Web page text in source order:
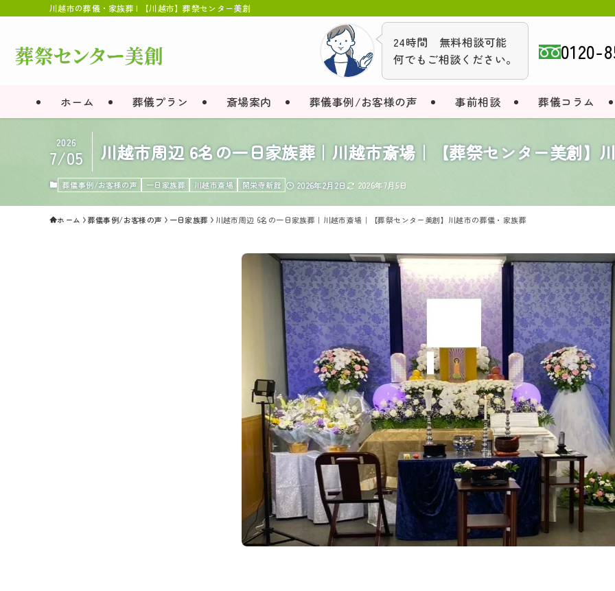
川越市の葬儀・家族葬 | 【川越市】葬祭センター美創
ホーム 葬儀プラン 斎場案内 葬儀事例/お客様の声 事前相談 葬儀コラム
24時間 無料相談可能
何でもご相談ください。
0120-
川越市周辺 6名の一日家族葬｜川越市斎場｜【葬祭センター美創】
2026
7/05
葬儀事例/お客様の声 一日家族葬 川越市斎場 開栄寺新館 2026年2月2日 2026年7月5日
ホーム 葬儀事例/お客様の声 一日家族葬 川越市周辺 6名の一日家族葬｜川越市斎場｜【葬祭センター美創】川越市の葬儀・家族葬